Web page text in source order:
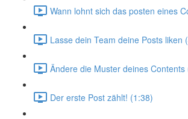
Wann lohnt sich das posten eines
Lasse dein Team deine Posts liken
Ändere die Muster deines Contents
Der erste Post zählt! (1:38)